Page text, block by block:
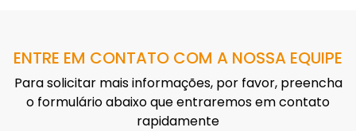
ENTRE EM CONTATO COM A NOSSA EQUIPE
Para solicitar mais informações, por favor, preencha
o formulário abaixo que entraremos em contato
rapidamente